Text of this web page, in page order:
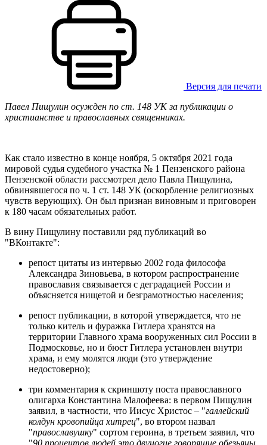
Версия для печати
Павел Пищулин осужден по ст. 148 УК за публикации о
христианстве и православных священниках.
Как стало известно в конце ноября, 5 октября 2021 года
мировой судья судебного участка № 1 Пензенского района
Пензенской области рассмотрел дело Павла Пищулина,
обвинявшегося по ч. 1 ст. 148 УК (оскорбление религиозных
чувств верующих). Он был признан виновным и приговорен
к 180 часам обязательных работ.
В вину Пищулину поставили ряд публикаций во
"ВКонтакте":
репост цитаты из интервью 2002 года философа
Александра Зиновьева, в котором распространение
православия связывается с деградацией России и
объясняется нищетой и безграмотностью населения;
репост публикации, в которой утверждается, что не
только китель и фуражка Гитлера хранятся на
территории Главного храма вооруженных сил России в
Подмосковье, но и бюст Гитлера установлен внутри
храма, и ему молятся люди (это утверждение
недостоверно);
три комментария к скриншоту поста православного
олигарха Константина Малофеева: в первом Пищулин
заявил, в частности, что Иисус Христос – "галлейский
колдун кровопийца хитрец", во втором назвал
"православушку" сортом героина, в третьем заявил, что
"90 процентов людей это двуногие говорящие обезьяны,